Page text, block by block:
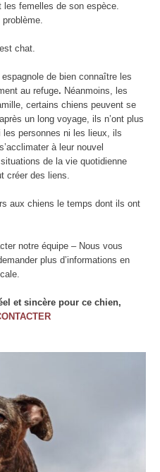
femelles de son espèce.
chat.
de bien connaître les
au refuge. Néanmoins, les
certains chiens peuvent se
un long voyage, ils n’ont plus
personnes ni les lieux, ils
à leur nouvel
de la vie quotidienne
créer des liens.
aux chiens le temps dont ils ont
notre équipe – Nous vous
plus d’informations en
et sincère pour ce chien,